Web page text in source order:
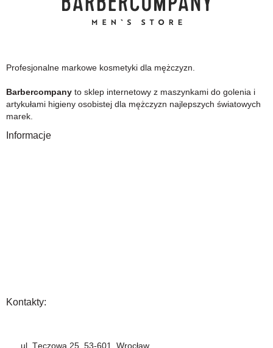
Profesjonalne markowe kosmetyki dla mężczyzn.
Barbercompany to sklep internetowy z maszynkami do golenia i
artykułami higieny osobistej dla mężczyzn najlepszych światowych
marek.
Informacje
Kontakty:
ul. Tęczowa 25, 53-601, Wrocław